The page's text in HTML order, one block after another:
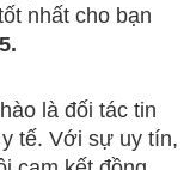
nhất cho bạn
là đối tác tin
tế. Với sự uy tín,